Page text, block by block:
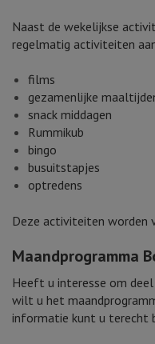
Naast de wekelijkse
regelmatig activiteiten
films
gezamenlijke
snack middagen
Rummikub
bingo
busuitstapjes
optredens
Deze activiteiten worden
Maandprogramma
Heeft u interesse om
wilt u het
informatie kunt u terecht